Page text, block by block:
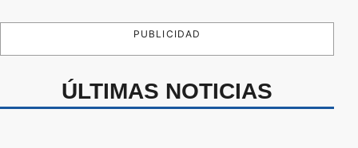
PUBLICIDAD
ÚLTIMAS NOTICIAS